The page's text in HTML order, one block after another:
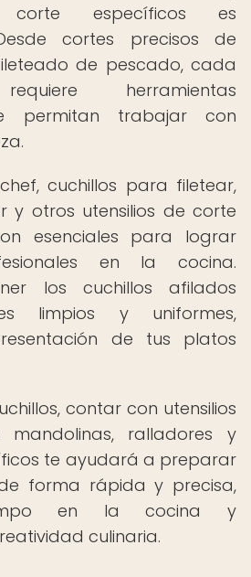
corte específicos es
cortes precisos de
de pescado, cada
herramientas
permitan trabajar con
cuchillos para filetear,
y otros utensilios de corte
esenciales para lograr
en la cocina.
los cuchillos afilados
limpios y uniformes,
de tus platos
contar con utensilios
ralladores y
te ayudará a preparar
forma rápida y precisa,
en la cocina y
culinaria.